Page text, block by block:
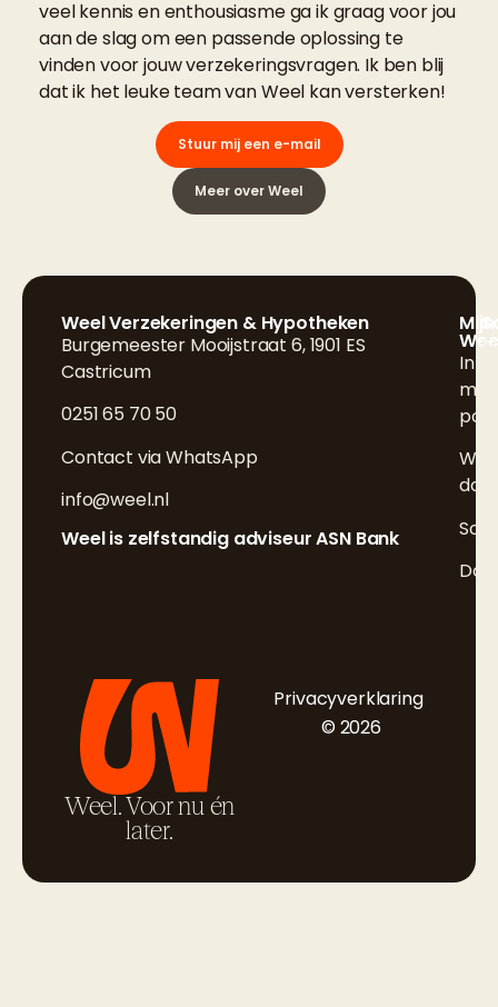
veel kennis en enthousiasme ga ik graag voor jou
aan de slag om een passende oplossing te
vinden voor jouw verzekeringsvragen. Ik ben blij
dat ik het leuke team van Weel kan versterken!
Stuur mij een e-mail
Meer over Weel
Weel Verzekeringen & Hypotheken
Burgemeester Mooijstraat 6, 1901 ES
Castricum
0251 65 70 50
Contact via WhatsApp
info@weel.nl
Weel is zelfstandig adviseur ASN Bank
Mijn
mijn
Weel. Voor nu én
later.
Privacyverklaring
© 2026